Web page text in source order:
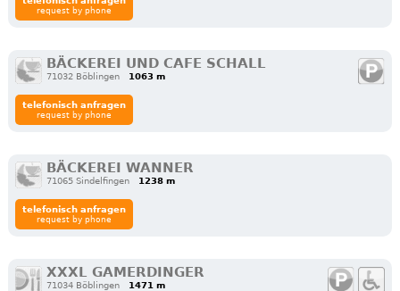
request by phone
BÄCKEREI UND CAFE SCHALL
71032 Böblingen 1063 m
telefonisch anfragen
request by phone
BÄCKEREI WANNER
71065 Sindelfingen 1238 m
telefonisch anfragen
request by phone
XXXL GAMERDINGER
71034 Böblingen 1471 m